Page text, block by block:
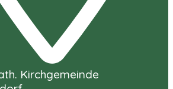
Kirchgemeinde